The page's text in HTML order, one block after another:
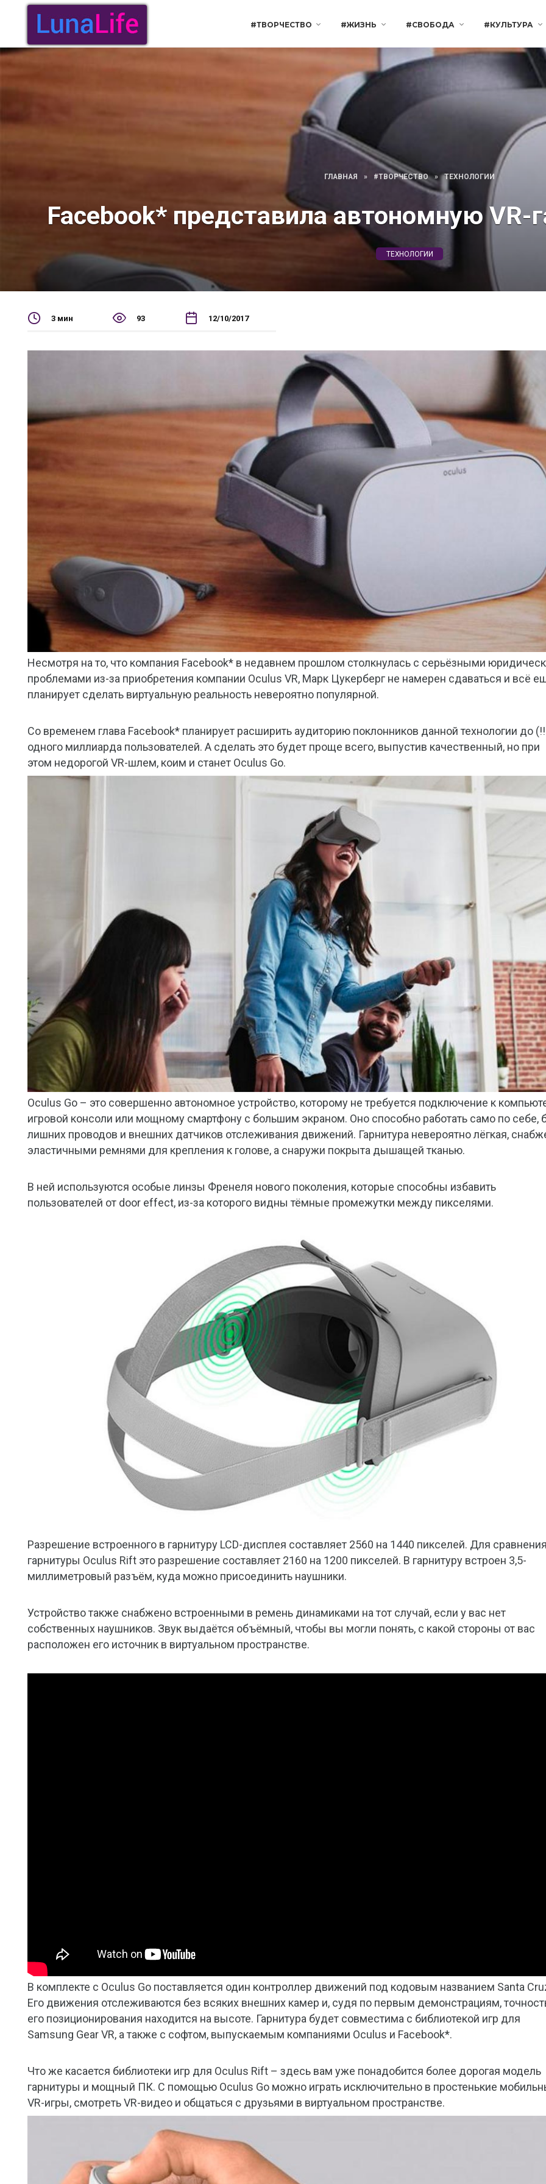
Перейти
содержанию
#ТВОРЧЕСТВО #ЖИЗНЬ #СВОБОДА #КУЛЬТУРА
ГЛАВНАЯ » #ТВОРЧЕСТВО » ТЕХНОЛОГИИ
Facebook* представила автономную VR-
ТЕХНОЛОГИИ
3 мин 93 12/10/2017
Несмотря на то, что компания Facebook* в недавнем прошлом столкнулась с серьёзными
проблемами из-за приобретения компании Oculus VR, Марк Цукерберг не намерен сдаваться и всё
планирует сделать виртуальную реальность невероятно популярной.
Со временем глава Facebook* планирует расширить аудиторию поклонников данной технологии до
одного миллиарда пользователей. А сделать это будет проще всего, выпустив качественный, но при
этом недорогой VR-шлем, коим и станет Oculus Go.
Oculus Go – это совершенно автономное устройство, которому не требуется подключение к
игровой консоли или мощному смартфону с большим экраном. Оно способно работать само по себе,
лишних проводов и внешних датчиков отслеживания движений. Гарнитура невероятно лёгкая,
эластичными ремнями для крепления к голове, а снаружи покрыта дышащей тканью.
В ней используются особые линзы Френеля нового поколения, которые способны избавить
пользователей от door effect, из-за которого видны тёмные промежутки между пикселями.
Разрешение встроенного в гарнитуру LCD-дисплея составляет 2560 на 1440 пикселей. Для
гарнитуры Oculus Rift это разрешение составляет 2160 на 1200 пикселей. В гарнитуру встроен 3,5-
миллиметровый разъём, куда можно присоединить наушники.
Устройство также снабжено встроенными в ремень динамиками на тот случай, если у вас нет
собственных наушников. Звук выдаётся объёмный, чтобы вы могли понять, с какой стороны от вас
расположен его источник в виртуальном пространстве.
В комплекте с Oculus Go поставляется один контроллер движений под кодовым названием Santa
Его движения отслеживаются без всяких внешних камер и, судя по первым демонстрациям,
его позиционирования находится на высоте. Гарнитура будет совместима с библиотекой игр для
Samsung Gear VR, а также с софтом, выпускаемым компаниями Oculus и Facebook*.
Что же касается библиотеки игр для Oculus Rift – здесь вам уже понадобится более дорогая модель
гарнитуры и мощный ПК. С помощью Oculus Go можно играть исключительно в простенькие
VR-игры, смотреть VR-видео и общаться с друзьями в виртуальном пространстве.